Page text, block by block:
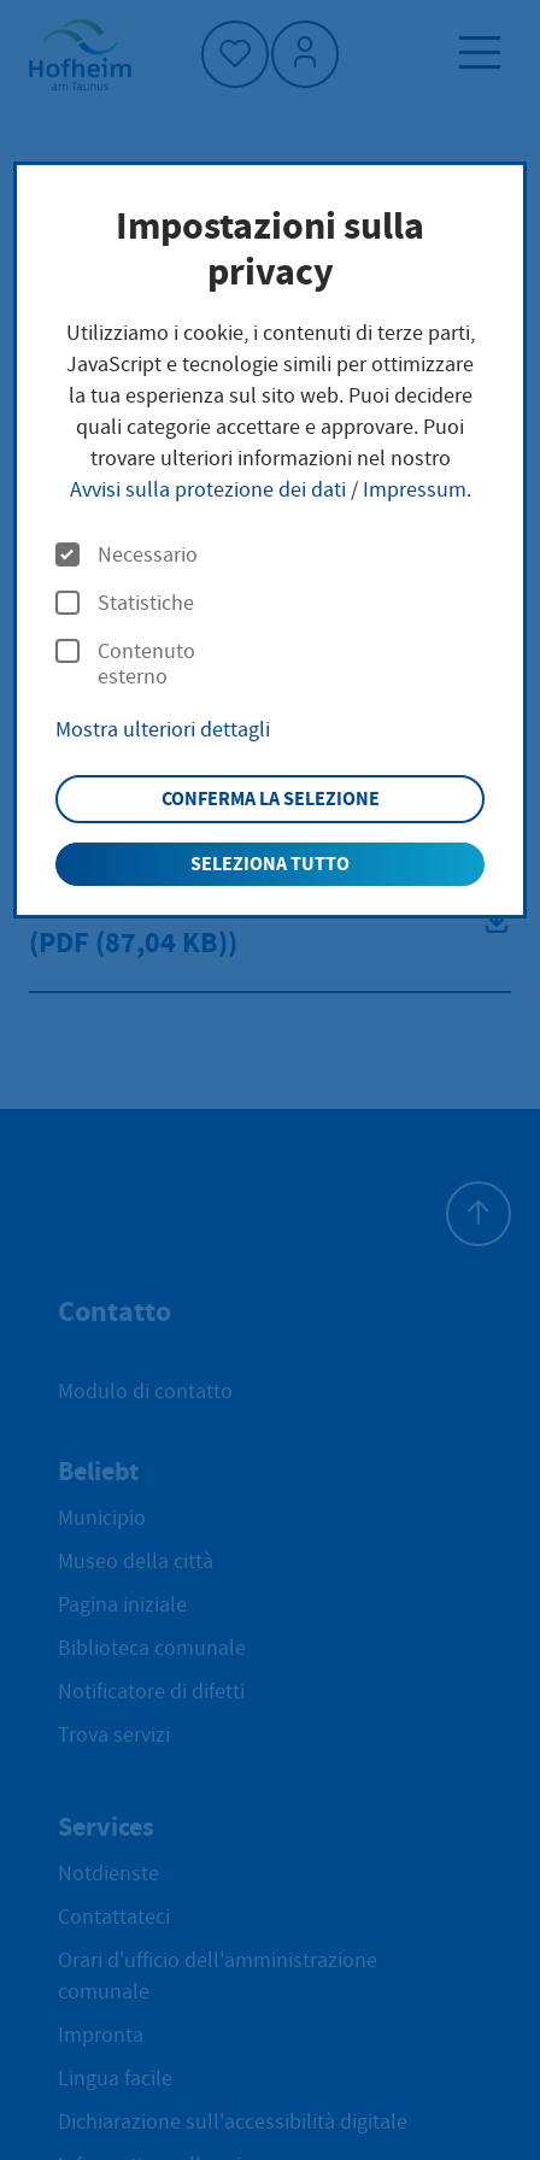
Home"
Pagina iniziale
Politica e amministrazione
amministrazione
Statuto della città di Hofheim
Wirtschaftliche Unternehmen
Wirtschaftliche
Unternehmen
Wasserversorgungssatzung
(PDF (364,58 KB))
(348,04 KB))
(PDF (87,04 KB))
Contatto
Modulo di contatto
Beliebt
Municipio
Museo della città
Pagina iniziale
Biblioteca comunale
Notificatore di difetti
Trova servizi
Services
Notdienste
Contattateci
Orari d'ufficio dell'amministrazione
comunale
Impronta
Lingua facile
Dichiarazione sull'accessibilità digitale
Impostazioni sulla
privacy
Utilizziamo i cookie, i contenuti di terze parti,
JavaScript e tecnologie simili per ottimizzare
la tua esperienza sul sito web. Puoi decidere
quali categorie accettare e approvare. Puoi
trovare ulteriori informazioni nel nostro
Avvisi sulla protezione dei dati/ Impressum.
O
p
z
i
n
Necessario
Statistiche
Contenuto
esterno
Mostra ulteriori dettagli
CONFERMA LA SELEZIONE
SELEZIONA TUTTO